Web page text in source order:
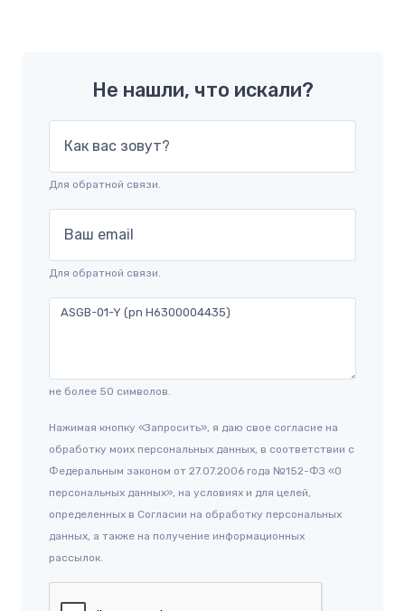
Не нашли, что искали?
Как вас зовут?
Для обратной связи.
Ваш email
Для обратной связи.
не более 50 символов.
Нажимая кнопку «Запросить», я даю свое согласие на
обработку моих персональных данных, в соответствии с
Федеральным законом от 27.07.2006 года №152-ФЗ «О
персональных данных», на условиях и для целей,
определенных в Согласии на обработку персональных
данных, а также на получение информационных
рассылок.